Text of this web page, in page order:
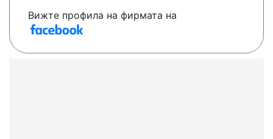
Вижте профила на фирмата на